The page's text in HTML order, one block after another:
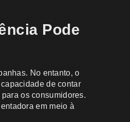
Pode
No entanto, o
de contar
os consumidores.
em meio à